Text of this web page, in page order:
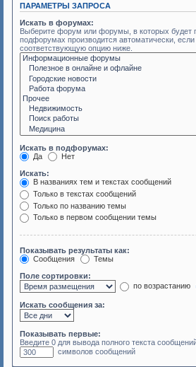
ПАРАМЕТРЫ ЗАПРОСА
Искать в форумах:
Выберите форум или форумы, в которых будет
подфорумах производится автоматически,
соответствующую опцию ниже.
Искать в подфорумах:
Да
Нет
Искать:
В названиях тем и текстах сообщений
Только в текстах сообщений
Только по названию темы
Только в первом сообщении темы
Показывать результаты как:
Сообщения
Темы
Поле сортировки:
по возрастанию
Искать сообщения за:
Показывать первые:
Введите 0 для вывода полного текста
символов сообщений